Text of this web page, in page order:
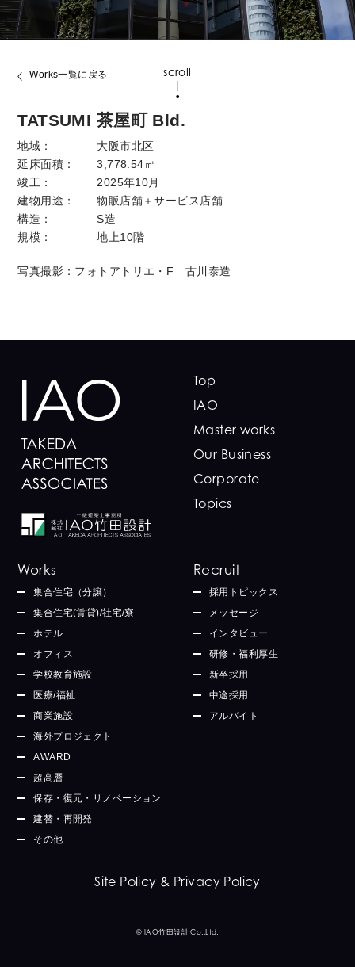
Works一覧に戻る scroll
TATSUMI 茶屋町 Bld.
地域：
大阪市北区
延床面積：
3,778.54㎡
竣工：
2025年10月
建物用途：
物販店舗＋サービス店舗
構造：
S造
規模：
地上10階
写真撮影：フォトアトリエ・F 古川泰造
Top
IAO
Master works
Our Business
Corporate
Topics
Works
集合住宅（分譲）
集合住宅(賃貸)/社宅/寮
ホテル
オフィス
学校教育施設
医療/福祉
商業施設
海外プロジェクト
AWARD
超高層
保存・復元・リノベーション
建替・再開発
その他
Recruit
採用トピックス
メッセージ
インタビュー
研修・福利厚生
新卒採用
中途採用
アルバイト
Site Policy & Privacy Policy
© IAO竹田設計 Co.,Ltd.